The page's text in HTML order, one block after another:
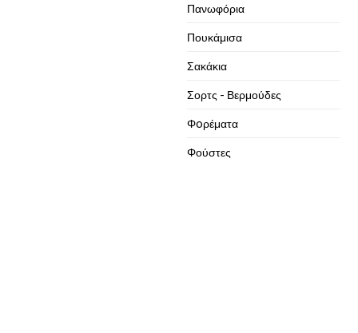
Πανωφόρια
Πουκάμισα
Σακάκια
Σορτς - Βερμούδες
Φoρέματα
Φούστες